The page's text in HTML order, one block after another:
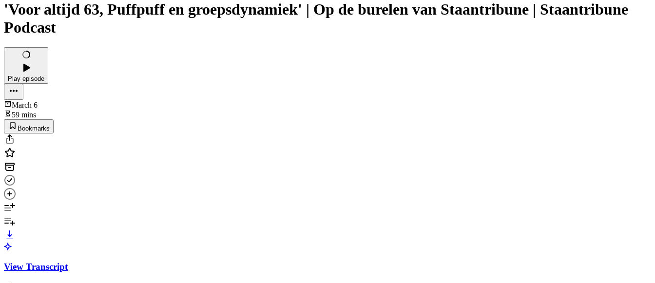
'Voor altijd 63, Puffpuff en groepsdynamiek' | Op de burelen van Staantribune | Staantribune
Podcast
Play episode
March 6
59 mins
Bookmarks
View Transcript